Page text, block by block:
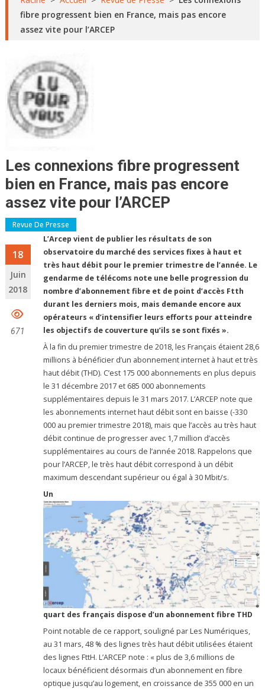
fibre progressent bien en France, mais pas encore
assez vite pour l’ARCEP
Les connexions fibre progressent
bien en France, mais pas encore
assez vite pour l’ARCEP
Revue De Presse
18
Juin
2018
671
L’Arcep vient de publier les résultats de son
observatoire du marché des services fixes à haut et
très haut débit pour le premier trimestre de l’année. Le
gendarme de télécoms note une belle progression du
nombre d’abonnement fibre et de point d’accès Ftth
durant les derniers mois, mais demande encore aux
opérateurs « d’intensifier leurs efforts pour atteindre
les objectifs de couverture qu’ils se sont fixés ».
À la fin du premier trimestre de 2018, les Français étaient 28,6
millions à bénéficier d’un abonnement internet à haut et très
haut débit (THD). C’est 175 000 abonnements en plus depuis
le 31 décembre 2017 et 685 000 abonnements
supplémentaires depuis le 31 mars 2017. L’ARCEP note que
les abonnements internet haut débit sont en baisse (-330
000 au premier trimestre 2018), mais que l’accès au très haut
débit continue de progresser avec 1,7 million d’accès
supplémentaires au cours de l’année 2018. Rappelons que
pour l’ARCEP, le très haut débit correspond à un débit
maximum descendant supérieur ou égal à 30 Mbit/s.
Un
quart des français dispose d’un abonnement fibre THD
Point notable de ce rapport, souligné par Les Numériques,
au 31 mars, 48 % des lignes très haut débit utilisées étaient
des lignes FttH. L’ARCEP note : « plus de 3,6 millions de
locaux bénéficient désormais d’un abonnement en fibre
optique jusqu’au logement, en croissance de 355 000 en un